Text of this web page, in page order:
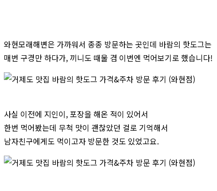
와현모래해변은 가까워서 종종 방문하는 곳인데 바람의 핫도그는
매번 구경만 하다가, 끼니도 때울 겸 이번엔 먹어보기로 했습니다!
사실 이전에 지인이, 포장을 해온 적이 있어서
한번 먹어봤는데 무척 맛이 괜찮았던 걸로 기억해서
남자친구에게도 먹이고자 방문한 것도 있었고요.